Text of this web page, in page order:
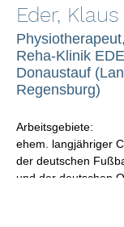
Eder, Klaus
Reha-Klinik
Donaustauf
Regensburg)
Arbeitsgebiete:
ehem. langjähriger
der deutschen
und der deutschen